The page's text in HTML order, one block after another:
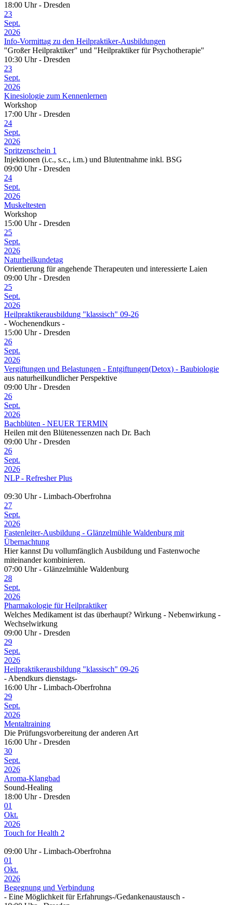
18:00 Uhr - Dresden
23
Sept.
2026
Info-Vormittag zu den Heilpraktiker-Ausbildungen
"Großer Heilpraktiker" und "Heilpraktiker für Psychotherapie"
10:30 Uhr - Dresden
23
Sept.
2026
Kinesiologie zum Kennenlernen
Workshop
17:00 Uhr - Dresden
24
Sept.
2026
Spritzenschein 1
Injektionen (i.c., s.c., i.m.) und Blutentnahme inkl. BSG
09:00 Uhr - Dresden
24
Sept.
2026
Muskeltesten
Workshop
15:00 Uhr - Dresden
25
Sept.
2026
Naturheilkundetag
Orientierung für angehende Therapeuten und interessierte Laien
09:00 Uhr - Dresden
25
Sept.
2026
Heilpraktikerausbildung "klassisch" 09-26
- Wochenendkurs -
15:00 Uhr - Dresden
26
Sept.
2026
Vergiftungen und Belastungen - Entgiftungen(Detox) - Baubiologie
aus naturheilkundlicher Perspektive
09:00 Uhr - Dresden
26
Sept.
2026
Bachblüten - NEUER TERMIN
Heilen mit den Blütenessenzen nach Dr. Bach
09:00 Uhr - Dresden
26
Sept.
2026
NLP - Refresher Plus
09:30 Uhr - Limbach-Oberfrohna
27
Sept.
2026
Fastenleiter-Ausbildung - Glänzelmühle Waldenburg mit
Übernachtung
Hier kannst Du vollumfänglich Ausbildung und Fastenwoche
miteinander kombinieren.
07:00 Uhr - Glänzelmühle Waldenburg
28
Sept.
2026
Pharmakologie für Heilpraktiker
Welches Medikament ist das überhaupt? Wirkung - Nebenwirkung -
Wechselwirkung
09:00 Uhr - Dresden
29
Sept.
2026
Heilpraktikerausbildung "klassisch" 09-26
- Abendkurs dienstags-
16:00 Uhr - Limbach-Oberfrohna
29
Sept.
2026
Mentaltraining
Die Prüfungsvorbereitung der anderen Art
16:00 Uhr - Dresden
30
Sept.
2026
Aroma-Klangbad
Sound-Healing
18:00 Uhr - Dresden
01
Okt.
2026
Touch for Health 2
09:00 Uhr - Limbach-Oberfrohna
01
Okt.
2026
Begegnung und Verbindung
- Eine Möglichkeit für Erfahrungs-/Gedankenaustausch -